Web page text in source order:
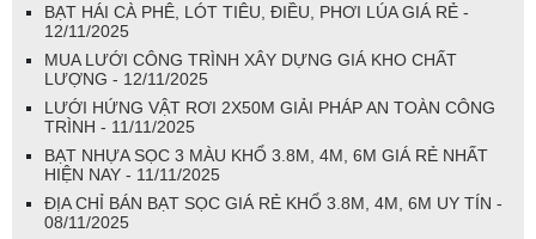
BẠT HÁI CÀ PHÊ, LÓT TIÊU, ĐIỀU, PHƠI LÚA GIÁ RẺ -
12/11/2025
MUA LƯỚI CÔNG TRÌNH XÂY DỰNG GIÁ KHO CHẤT
LƯỢNG - 12/11/2025
LƯỚI HỨNG VẬT RƠI 2X50M GIẢI PHÁP AN TOÀN CÔNG
TRÌNH - 11/11/2025
BẠT NHỰA SỌC 3 MÀU KHỔ 3.8M, 4M, 6M GIÁ RẺ NHẤT
HIỆN NAY - 11/11/2025
ĐỊA CHỈ BÁN BẠT SỌC GIÁ RẺ KHỔ 3.8M, 4M, 6M UY TÍN -
08/11/2025